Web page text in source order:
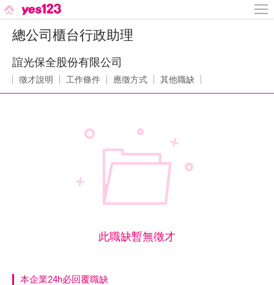
總公司櫃台行政助理
誼光保全股份有限公司
徵才說明 工作條件 應徵方式 其他職缺
此職缺暫無徵才
本企業24h必回覆職缺